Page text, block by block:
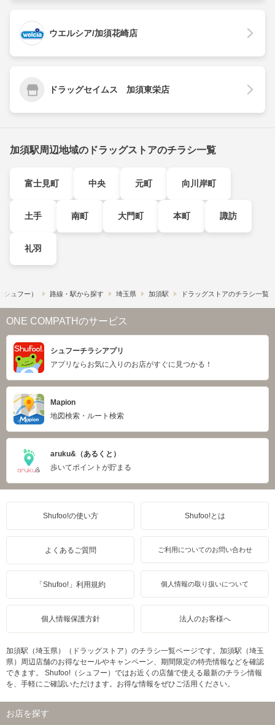
ウエルシア/加須花崎店
ドラッグセイムス 加須東栄店
加須駅周辺地域のドラッグストアのチラシ一覧
富士見町 中央 元町 向川岸町
土手 南町 大門町 本町 諏訪
礼羽
ュフー） 路線・駅から探す 埼玉県 加須駅 ドラッグストアのチラシ一覧
ONE COMPATHのサービス
シュフーチラシアプリ
アプリならお気に入りのお店がすぐに見つかる！
Mapion
地図検索・ルート検索
aruku&（あるくと）
歩いてポイントが貯まる
Shufoo!の使い方 Shufoo!とは
よくあるご質問 ご利用についてのお問い合わせ
「Shufoo!」利用規約 個人情報の取り扱いについて
個人情報保護方針 法人のお客様へ
加須駅（埼玉県）（ドラッグストア）のチラシ一覧ページです。加須駅（埼玉
県）周辺店舗のお得なセールやキャンペーン、期間限定の特売情報などを確認
できます。 Shufoo!（シュフー）ではお近くの店舗で使える最新のチラシ情報
を、手軽にご確認いただけます。お得な情報をぜひご活用ください。
お店を探す